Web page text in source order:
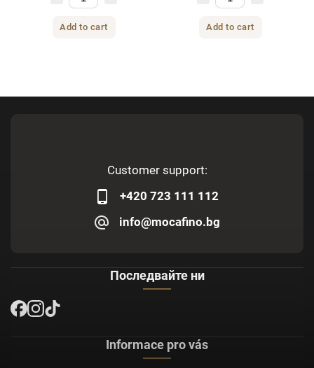
Add to cart Add to cart
Customer support:
+420 723 111 112
info@mocafino.bg
Последвайте ни
Informace pro vás